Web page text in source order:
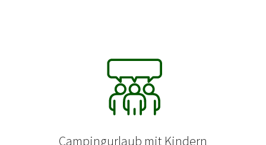
Campingurlaub mit Kindern